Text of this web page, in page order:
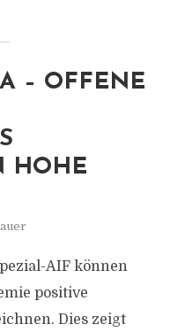
– OFFENE
HOHE
AIF können
positive
Dies zeigt